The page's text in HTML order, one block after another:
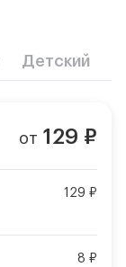
Детский
от 129 ₽
129 ₽
8 ₽